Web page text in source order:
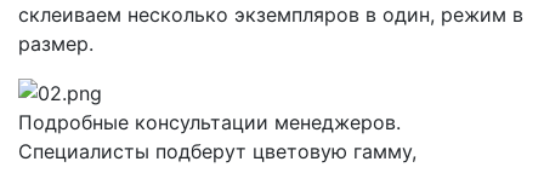
склеиваем несколько экземпляров в один, режим в
размер.
Подробные консультации менеджеров.
Специалисты подберут цветовую гамму,